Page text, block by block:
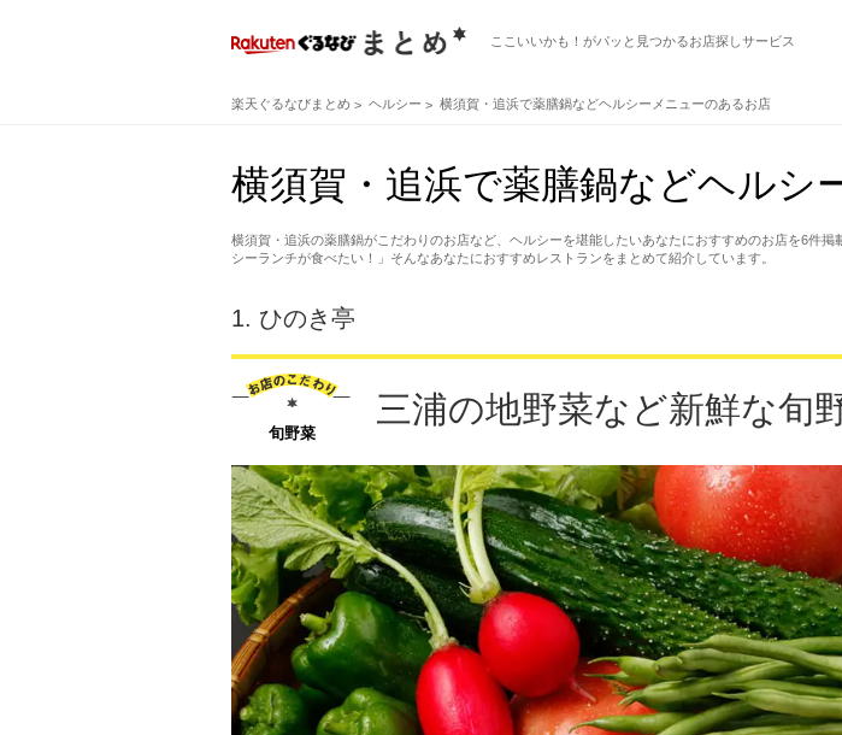
ここいいかも！がパッと見つかるお店探しサービス
楽天ぐるなびまとめ ヘルシー 横須賀・追浜で薬膳鍋などヘルシーメニューのあるお店
横須賀・追浜で薬膳鍋などヘルシ
横須賀・追浜の薬膳鍋がこだわりのお店など、ヘルシーを堪能したいあなたにおすすめのお店を6件
シーランチが食べたい！」そんなあなたにおすすめレストランをまとめて紹介しています。
1. ひのき亭
旬野菜
三浦の地野菜など新鮮な旬